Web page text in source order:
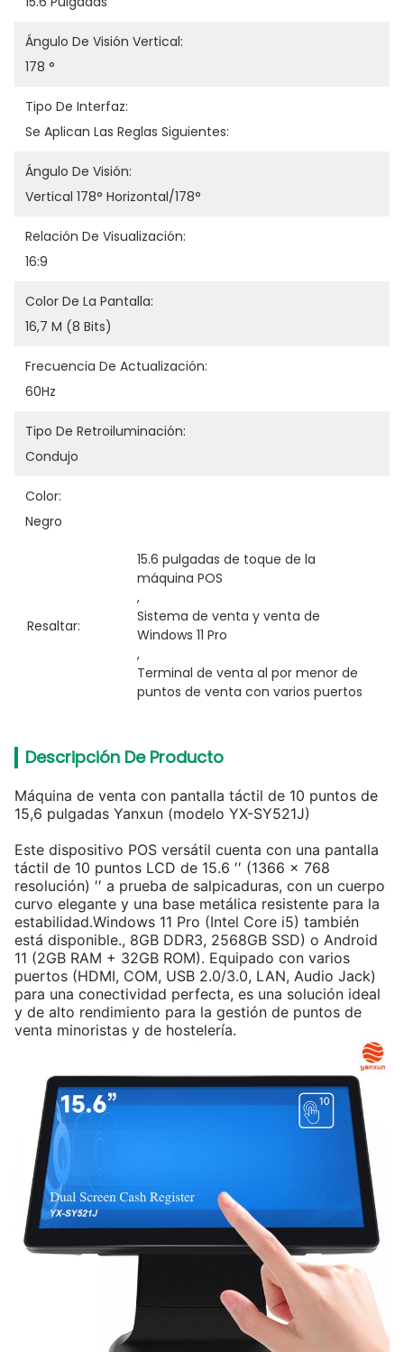
Ángulo De Visión Vertical:
178 °
Tipo De Interfaz:
Se Aplican Las Reglas Siguientes:
Ángulo De Visión:
Vertical 178° Horizontal/178°
Relación De Visualización:
16:9
Color De La Pantalla:
16,7 M (8 Bits)
Frecuencia De Actualización:
60Hz
Tipo De Retroiluminación:
Condujo
Color:
Negro
Resaltar:
15.6 pulgadas de toque de la
máquina POS
,
Sistema de venta y venta de
Windows 11 Pro
,
Terminal de venta al por menor de
puntos de venta con varios puertos
Descripción De Producto
Máquina de venta con pantalla táctil de 10 puntos de
15,6 pulgadas Yanxun (modelo YX-SY521J)
Este dispositivo POS versátil cuenta con una pantalla
táctil de 10 puntos LCD de 15.6 ′′ (1366 × 768
resolución) ′′ a prueba de salpicaduras, con un cuerpo
curvo elegante y una base metálica resistente para la
estabilidad.Windows 11 Pro (Intel Core i5) también
está disponible., 8GB DDR3, 2568GB SSD) o Android
11 (2GB RAM + 32GB ROM). Equipado con varios
puertos (HDMI, COM, USB 2.0/3.0, LAN, Audio Jack)
para una conectividad perfecta, es una solución ideal
y de alto rendimiento para la gestión de puntos de
venta minoristas y de hostelería.